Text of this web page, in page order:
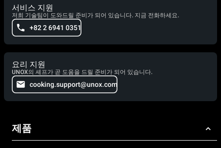
서비스 지원
저희 기술팀이 도와드릴 준비가 되어 있습니다. 지금 전화하세요.
+82 2 6941 0351
요리 지원
UNOX의 셰프가 곧 도움을 드릴 준비가 되어 있습니다.
cooking.support@unox.com
제품